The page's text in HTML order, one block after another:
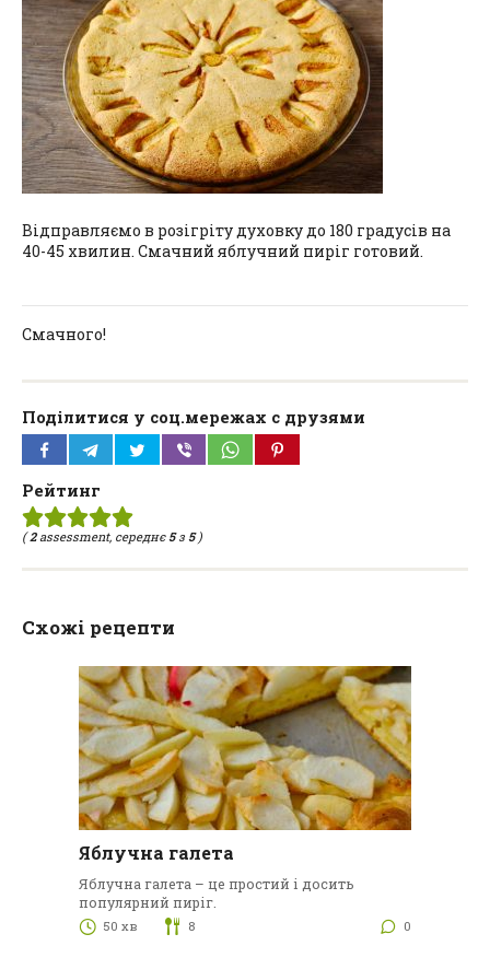
Відправляємо в розігріту духовку до 180 градусів на
40-45 хвилин. Смачний яблучний пиріг готовий.
Смачного!
Поділитися у соц.мережах с друзями
Рейтинг
(2assessment, середнє5з 5)
Схожі рецепти
Яблучна галета
Яблучна галета – це простий і досить
популярний пиріг.
50 хв 8 0